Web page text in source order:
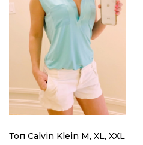
Топ Calvin Klein M, XL, XXL